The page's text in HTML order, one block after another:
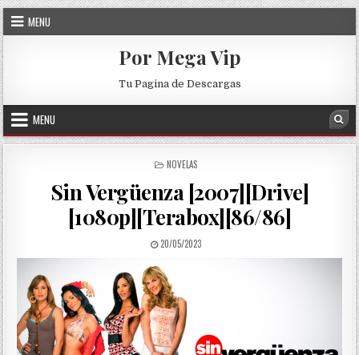
Skip to content
MENU
Por Mega Vip
Tu Pagina de Descargas
MENU
POSTED IN
NOVELAS
Sin Vergüenza [2007][Drive]
[1080p][Terabox][86/86]
PUBLISHED DATE:
20/05/2023